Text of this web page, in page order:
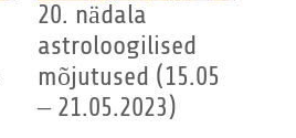
20. nädala
astroloogilised
mõjutused (15.05
– 21.05.2023)